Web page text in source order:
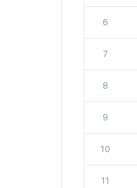
6
7
8
9
10
11